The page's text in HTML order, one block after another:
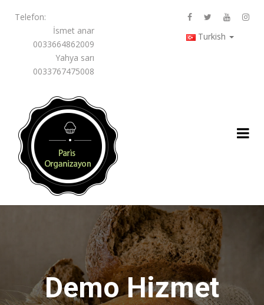
Telefon:
İsmet anar
0033664862009
Yahya sarı
0033767475008
Turkish
Demo Hizmet